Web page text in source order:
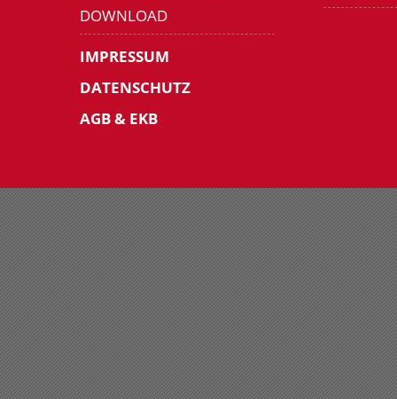
DOWNLOAD
IMPRESSUM
DATENSCHUTZ
AGB & EKB